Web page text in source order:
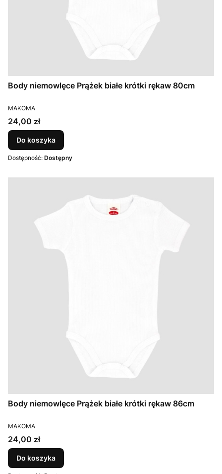
Body niemowlęce Prążek białe krótki rękaw 80cm
PRODUCENT
MAKOMA
Cena
24,00 zł
Do koszyka
Dostępność: Dostępny
Body niemowlęce Prążek białe krótki rękaw 86cm
PRODUCENT
MAKOMA
Cena
24,00 zł
Do koszyka